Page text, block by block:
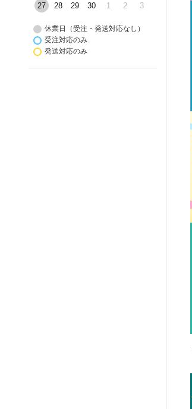
27 28 29 30 1 2 3
休業日（受注・発送対応なし）
受注対応のみ
発送対応のみ